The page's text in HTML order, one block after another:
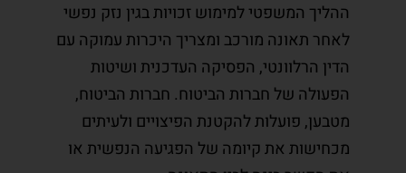
ההליך המשפטי למימוש זכויות בגין נזק נפשי
לאחר תאונה מורכב ומצריך היכרות עמוקה עם
הדין הרלוונטי, הפסיקה העדכנית ושיטות
הפעולה של חברות הביטוח. חברות הביטוח,
מטבען, פועלות להקטנת הפיצויים ולעיתים
מכחישות את קיומה של הפגיעה הנפשית או